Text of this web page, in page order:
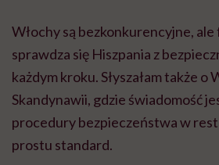
Włochy są bezkonkurencyjne,
sprawdza się Hiszpania z
każdym kroku. Słyszałam także o
Skandynawii, gdzie świadomość
procedury bezpieczeństwa w
prostu standard.